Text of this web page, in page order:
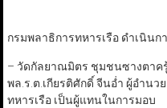
กรมพลาธิการทหารเรือ ดำเนินก
– วัดกัลยาณมิตร ชุมชนซางตาค
พล.ร.ต.เกียรติศักดิ์ จีนอ่ำ ผู้อำน
ทหารเรือ เป็นผู้แทนในการมอบ